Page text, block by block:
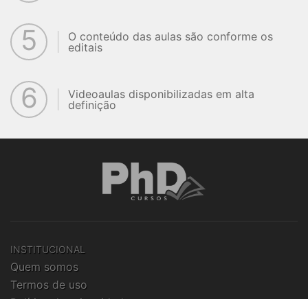
5
O conteúdo das aulas são conforme os
editais
6
Videoaulas disponibilizadas em alta
definição
INSTITUCIONAL
Quem somos
Termos de uso